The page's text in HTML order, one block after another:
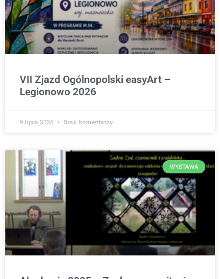
VII Zjazd Ogólnopolski easyArt –
Legionowo 2026
9 lipca 2026 Brak komentarzy
WYSTAWA